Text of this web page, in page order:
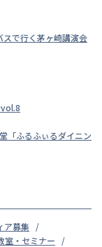
スで行く茅ヶ崎講演会
vol.8
「ふるふぃるダイニン
ア募集
室・セミナー